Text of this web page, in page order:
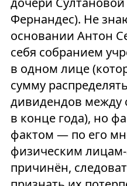
Фернандес). Не
основании Антон
себя собранием
в одном лице
сумму
дивидендов между
в конце года), но
фактом — по его
физическим
причинён,